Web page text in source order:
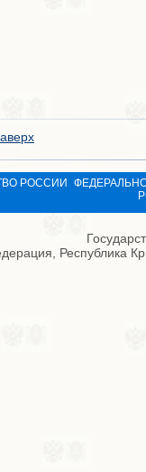
РОССИИ
Республика